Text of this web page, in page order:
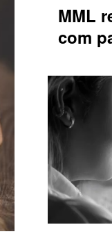
MML
com